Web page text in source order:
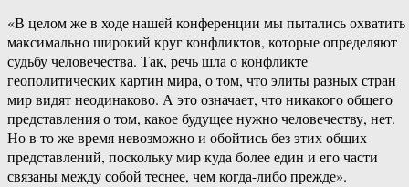
«В целом же в ходе нашей конференции мы пытались охватить
максимально широкий круг конфликтов, которые определяют
судьбу человечества. Так, речь шла о конфликте
геополитических картин мира, о том, что элиты разных стран
мир видят неодинаково. А это означает, что никакого общего
представления о том, какое будущее нужно человечеству, нет.
Но в то же время невозможно и обойтись без этих общих
представлений, поскольку мир куда более един и его части
связаны между собой теснее, чем когда-либо прежде».